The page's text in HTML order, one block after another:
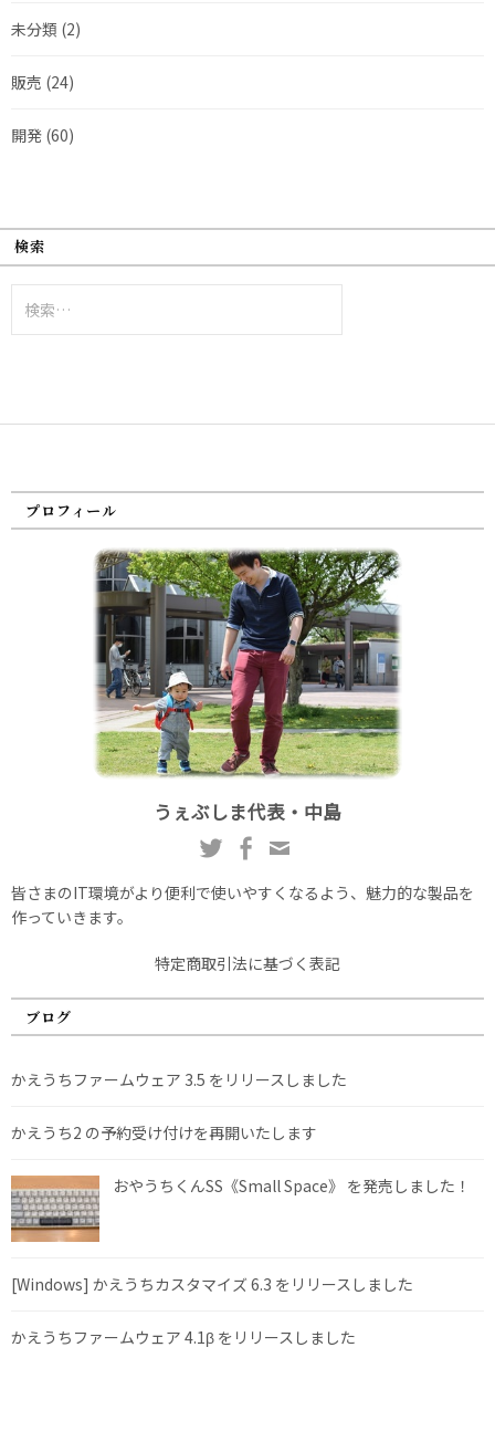
未分類 (2)
販売 (24)
開発 (60)
検索
索:
プロフィール
うぇぶしま代表・中島
皆さまのIT環境がより便利で使いやすくなるよう、魅力的な製品を
作っていきます。
特定商取引法に基づく表記
ブログ
かえうちファームウェア 3.5 をリリースしました
かえうち2 の予約受け付けを再開いたします
おやうちくんSS《Small Space》 を発売しました！
[Windows] かえうちカスタマイズ 6.3 をリリースしました
かえうちファームウェア 4.1β をリリースしました